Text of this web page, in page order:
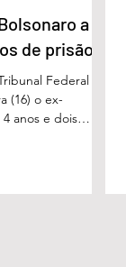
a
de prisão
Federal
(16) o ex-
anos e dois
a oito anos